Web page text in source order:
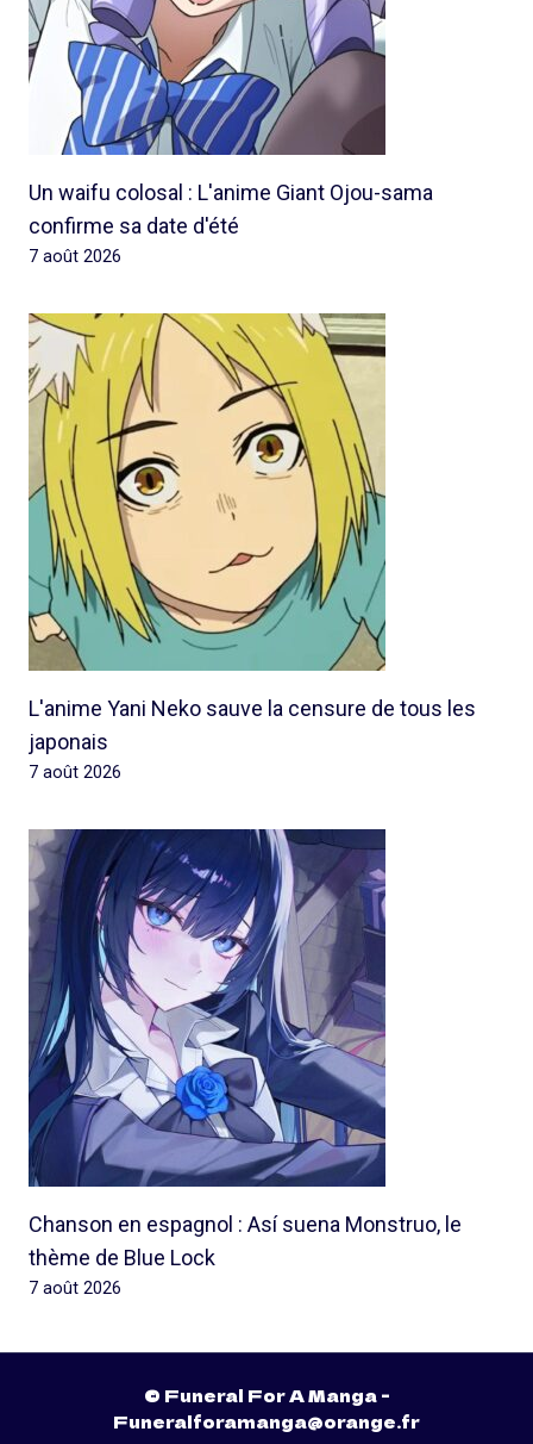
Un waifu colosal : L'anime Giant Ojou-sama
confirme sa date d'été
7 août 2026
L'anime Yani Neko sauve la censure de tous les
japonais
7 août 2026
Chanson en espagnol : Así suena Monstruo, le
thème de Blue Lock
7 août 2026
© Funeral For A Manga -
Funeralforamanga@orange.fr